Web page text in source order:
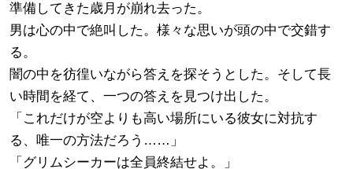
準備してきた歳月が崩れ去った。
男は心の中で絶叫した。様々な思いが頭の中で交錯す
る。
闇の中を彷徨いながら答えを探そうとした。そして長
い時間を経て、一つの答えを見つけ出した。
「これだけが空よりも高い場所にいる彼女に対抗す
る、唯一の方法だろう……」
「グリムシーカーは全員終結せよ。」